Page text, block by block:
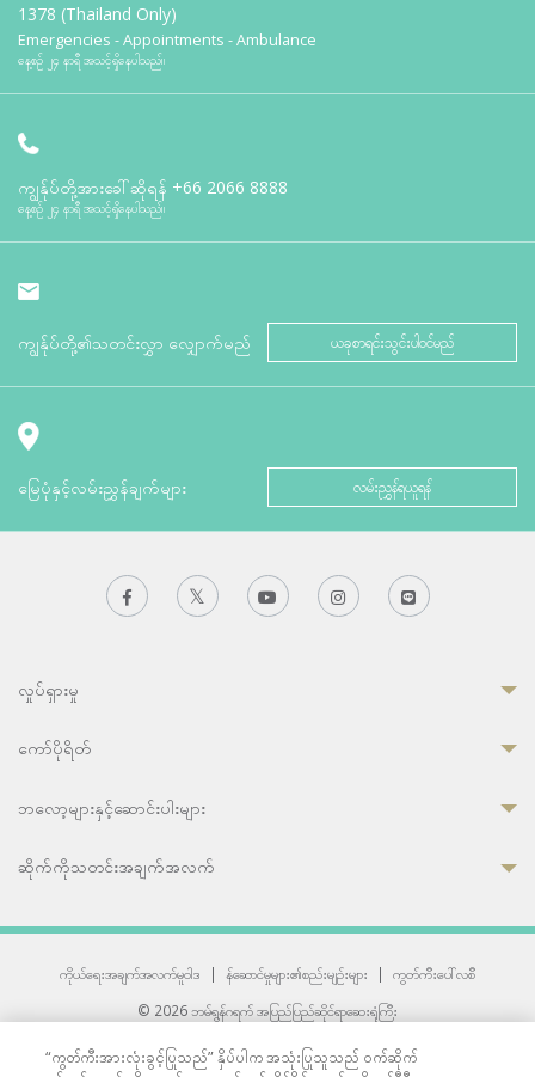
1378 (Thailand Only)
Emergencies - Appointments - Ambulance
နေ့စဉ် ၂၄ နာရီ အသင့်ရှိနေပါသည်။
ကျွန်ုပ်တို့အားခေါ်ဆိုရန် +66 2066 8888
နေ့စဉ် ၂၄ နာရီ အသင့်ရှိနေပါသည်။
ကျွန်ုပ်တို့၏သတင်းလွှာ လျှောက်မည် ယခုစာရင်းသွင်းပါဝင်မည်
မြေပုံနှင့်လမ်းညွှန်ချက်များ လမ်းညွှန်ရယူရန်
လှုပ်ရှားမှု
ကော်ပိုရိတ်
ဘလော့များနှင့်ဆောင်းပါးများ
ဆိုက်ကိုသတင်းအချက်အလက်
ကိုယ်ရေးအချက်အလက်မူဝါဒ | န်ဆောင်မှုများ၏စည်းမျဉ်းများ |
ကွတ်ကီးပေါ်လစီ
© 2026 ဘမ်ရွန်ဂရက် အပြည်ပြည်ဆိုင်ရာဆေးရုံကြီး
“ကွတ်ကီးအားလုံးခွင့်ပြုသည်” နှိပ်ပါက အသုံးပြုသူသည် ဝက်ဆိုက်